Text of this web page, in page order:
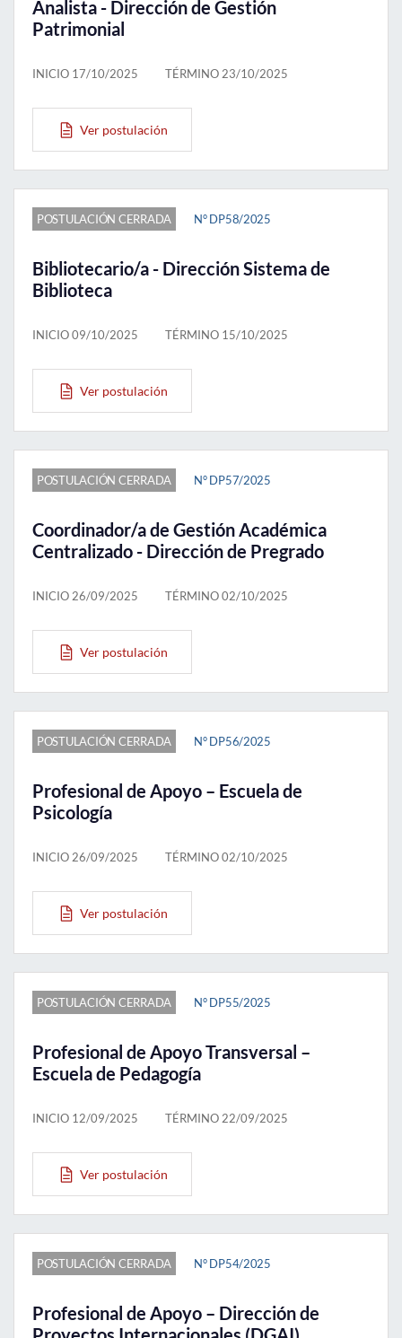
Analista - Dirección de Gestión
Patrimonial
INICIO 17/10/2025 TÉRMINO 23/10/2025
Ver postulación
POSTULACIÓN CERRADA N° DP58/2025
Bibliotecario/a - Dirección Sistema de
Biblioteca
INICIO 09/10/2025 TÉRMINO 15/10/2025
Ver postulación
POSTULACIÓN CERRADA N° DP57/2025
Coordinador/a de Gestión Académica
Centralizado - Dirección de Pregrado
INICIO 26/09/2025 TÉRMINO 02/10/2025
Ver postulación
POSTULACIÓN CERRADA N° DP56/2025
Profesional de Apoyo – Escuela de
Psicología
INICIO 26/09/2025 TÉRMINO 02/10/2025
Ver postulación
POSTULACIÓN CERRADA N° DP55/2025
Profesional de Apoyo Transversal –
Escuela de Pedagogía
INICIO 12/09/2025 TÉRMINO 22/09/2025
Ver postulación
POSTULACIÓN CERRADA N° DP54/2025
Profesional de Apoyo – Dirección de